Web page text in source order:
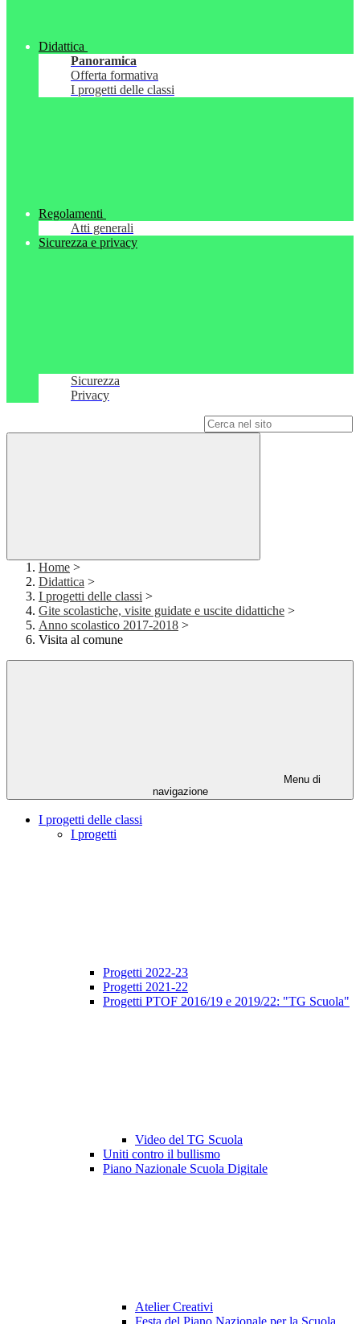
Didattica
Panoramica
Offerta formativa
I progetti delle classi
Regolamenti
Atti generali
Sicurezza e privacy
Sicurezza
Privacy
Home >
Didattica >
I progetti delle classi >
Gite scolastiche, visite guidate e uscite didattiche >
Anno scolastico 2017-2018 >
Visita al comune
Menu di
navigazione
I progetti delle classi
I progetti
Progetti 2022-23
Progetti 2021-22
Progetti PTOF 2016/19 e 2019/22: "TG Scuola"
Video del TG Scuola
Uniti contro il bullismo
Piano Nazionale Scuola Digitale
Atelier Creativi